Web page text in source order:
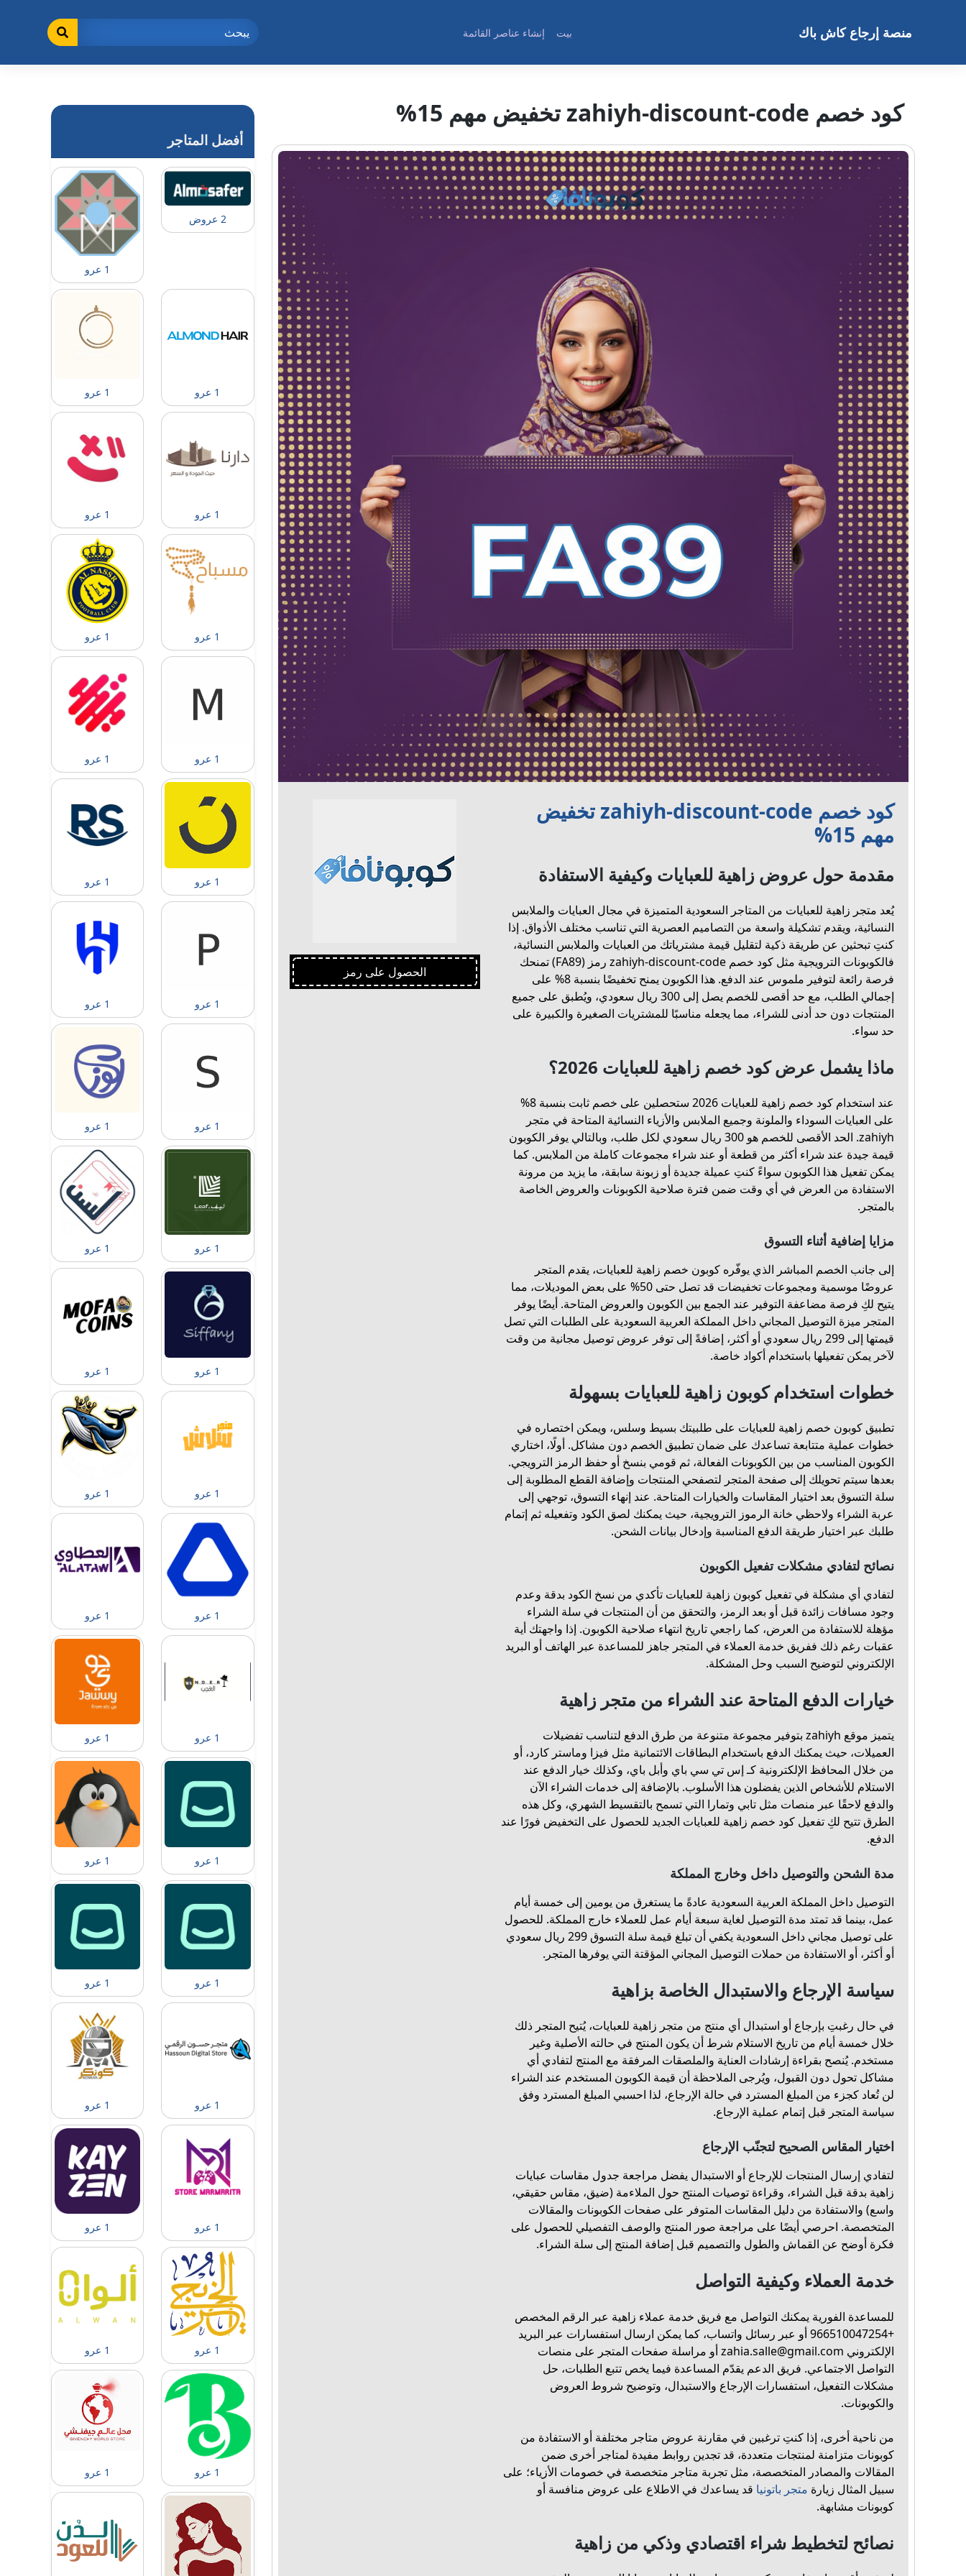
منصة إرجاع كاش باك بيت إنشاء عناصر القائمة
كود خصم zahiyh-discount-code تخفيض مهم 15%
كود خصم zahiyh-discount-code تخفيض
مهم 15%
مقدمة حول عروض زاهية للعبايات وكيفية الاستفادة
يُعد متجر زاهية للعبايات من المتاجر السعودية المتميزة في مجال العبايات والملابس
النسائية، ويقدم تشكيلة واسعة من التصاميم العصرية التي تناسب مختلف الأذواق. إذا
كنتِ تبحثين عن طريقة ذكية لتقليل قيمة مشترياتك من العبايات والملابس النسائية،
فالكوبونات الترويجية مثل كود خصم zahiyh-discount-code رمز (FA89) تمنحك
فرصة رائعة لتوفير ملموس عند الدفع. هذا الكوبون يمنح تخفيضًا بنسبة 8% على
إجمالي الطلب، مع حد أقصى للخصم يصل إلى 300 ريال سعودي، ويُطبق على جميع
المنتجات دون حد أدنى للشراء، مما يجعله مناسبًا للمشتريات الصغيرة والكبيرة على
حد سواء.
ماذا يشمل عرض كود خصم زاهية للعبايات 2026؟
عند استخدام كود خصم زاهية للعبايات 2026 ستحصلين على خصم ثابت بنسبة 8%
على العبايات السوداء والملونة وجميع الملابس والأزياء النسائية المتاحة في متجر
zahiyh. الحد الأقصى للخصم هو 300 ريال سعودي لكل طلب، وبالتالي يوفر الكوبون
قيمة جيدة عند شراء أكثر من قطعة أو عند شراء مجموعات كاملة من الملابس. كما
يمكن تفعيل هذا الكوبون سواءً كنتِ عميلة جديدة أو زبونة سابقة، ما يزيد من مرونة
الاستفادة من العرض في أي وقت ضمن فترة صلاحية الكوبونات والعروض الخاصة
بالمتجر.
مزايا إضافية أثناء التسوق
إلى جانب الخصم المباشر الذي يوفّره كوبون خصم زاهية للعبايات، يقدم المتجر
عروضًا موسمية ومجموعات تخفيضات قد تصل حتى 50% على بعض الموديلات، مما
يتيح لكِ فرصة مضاعفة التوفير عند الجمع بين الكوبون والعروض المتاحة. أيضًا يوفر
المتجر ميزة التوصيل المجاني داخل المملكة العربية السعودية على الطلبات التي تصل
قيمتها إلى 299 ريال سعودي أو أكثر، إضافةً إلى توفر عروض توصيل مجانية من وقت
لآخر يمكن تفعيلها باستخدام أكواد خاصة.
خطوات استخدام كوبون زاهية للعبايات بسهولة
تطبيق كوبون خصم زاهية للعبايات على طلبيتك بسيط وسلس، ويمكن اختصاره في
خطوات عملية متتابعة تساعدك على ضمان تطبيق الخصم دون مشاكل. أولًا، اختاري
الكوبون المناسب من بين الكوبونات الفعالة، ثم قومي بنسخ أو حفظ الرمز الترويجي.
بعدها سيتم تحويلك إلى صفحة المتجر لتصفحي المنتجات وإضافة القطع المطلوبة إلى
سلة التسوق بعد اختيار المقاسات والخيارات المتاحة. عند إنهاء التسوق، توجهي إلى
عربة الشراء ولاحظي خانة الرموز الترويجية، حيث يمكنك لصق الكود وتفعيله ثم إتمام
طلبك عبر اختيار طريقة الدفع المناسبة وإدخال بيانات الشحن.
نصائح لتفادي مشكلات تفعيل الكوبون
لتفادي أي مشكلة في تفعيل كوبون زاهية للعبايات تأكدي من نسخ الكود بدقة وعدم
وجود مسافات زائدة قبل أو بعد الرمز، والتحقق من أن المنتجات في سلة الشراء
مؤهلة للاستفادة من العرض، كما راجعي تاريخ انتهاء صلاحية الكوبون. إذا واجهتك أية
عقبات رغم ذلك ففريق خدمة العملاء في المتجر جاهز للمساعدة عبر الهاتف أو البريد
الإلكتروني لتوضيح السبب وحل المشكلة.
خيارات الدفع المتاحة عند الشراء من متجر زاهية
يتميز موقع zahiyh بتوفير مجموعة متنوعة من طرق الدفع لتناسب تفضيلات
العميلات، حيث يمكنك الدفع باستخدام البطاقات الائتمانية مثل فيزا وماستر كارد، أو
من خلال المحافظ الإلكترونية كـ إس تي سي باي وأبل باي، وكذلك خيار الدفع عند
الاستلام للأشخاص الذين يفضلون هذا الأسلوب. بالإضافة إلى خدمات الشراء الآن
والدفع لاحقًا عبر منصات مثل تابي وتمارا التي تسمح بالتقسيط الشهري، وكل هذه
الطرق تتيح لكِ تفعيل كود خصم زاهية للعبايات الجديد للحصول على التخفيض فورًا عند
الدفع.
مدة الشحن والتوصيل داخل وخارج المملكة
التوصيل داخل المملكة العربية السعودية عادةً ما يستغرق من يومين إلى خمسة أيام
عمل، بينما قد تمتد مدة التوصيل لغاية سبعة أيام عمل للعملاء خارج المملكة. للحصول
على توصيل مجاني داخل السعودية يكفي أن تبلغ قيمة سلة التسوق 299 ريال سعودي
أو أكثر، أو الاستفادة من حملات التوصيل المجاني المؤقتة التي يوفرها المتجر.
سياسة الإرجاع والاستبدال الخاصة بزاهية
في حال رغبتِ بإرجاع أو استبدال أي منتج من متجر زاهية للعبايات، يُتيح المتجر ذلك
خلال خمسة أيام من تاريخ الاستلام شرط أن يكون المنتج في حالته الأصلية وغير
مستخدم. يُنصح بقراءة إرشادات العناية والملصقات المرفقة مع المنتج لتفادي أي
مشاكل تحول دون القبول، ويُرجى الملاحظة أن قيمة الكوبون المستخدم عند الشراء
لن تُعاد كجزء من المبلغ المسترد في حالة الإرجاع، لذا احسبي المبلغ المسترد وفق
سياسة المتجر قبل إتمام عملية الإرجاع.
اختيار المقاس الصحيح لتجنّب الإرجاع
لتفادي إرسال المنتجات للإرجاع أو الاستبدال يفضل مراجعة جدول مقاسات عبايات
زاهية بدقة قبل الشراء، وقراءة توصيات المنتج حول الملاءمة (ضيق، مقاس حقيقي،
واسع) والاستفادة من دليل المقاسات المتوفر على صفحات الكوبونات والمقالات
المتخصصة. احرصي أيضًا على مراجعة صور المنتج والوصف التفصيلي للحصول على
فكرة أوضح عن القماش والطول والتصميم قبل إضافة المنتج إلى سلة الشراء.
خدمة العملاء وكيفية التواصل
للمساعدة الفورية يمكنك التواصل مع فريق خدمة عملاء زاهية عبر الرقم المخصص
+966510047254 أو عبر رسائل واتساب، كما يمكن ارسال استفسارات عبر البريد
الإلكتروني zahia.salle@gmail.comأو مراسلة صفحات المتجر على منصات
التواصل الاجتماعي. فريق الدعم يقدّم المساعدة فيما يخص تتبع الطلبات، حل
مشكلات التفعيل، استفسارات الإرجاع والاستبدال، وتوضيح شروط العروض
والكوبونات.
من ناحية أخرى، إذا كنتِ ترغبين في مقارنة عروض متاجر مختلفة أو الاستفادة من
كوبونات متزامنة لمنتجات متعددة، قد تجدين روابط مفيدة لمتاجر أخرى ضمن
المقالات والمصادر المتخصصة، مثل تجربة متاجر متخصصة في خصومات الأزياء؛ على
سبيل المثال زيارة متجر باتونيا قد يساعدك في الاطلاع على عروض منافسة أو
كوبونات مشابهة.
نصائح لتخطيط شراء اقتصادي وذكي من زاهية
الحصول على رمز
أفضل المتاجر
2 عروض
1 عرو
1 عرو 1 عرو
1 عرو 1 عرو
1 عرو 1 عرو
1 عرو 1 عرو
1 عرو 1 عرو
1 عرو 1 عرو
1 عرو 1 عرو
1 عرو 1 عرو
1 عرو 1 عرو
1 عرو 1 عرو
1 عرو 1 عرو
1 عرو 1 عرو
1 عرو 1 عرو
1 عرو 1 عرو
1 عرو 1 عرو
1 عرو 1 عرو
1 عرو 1 عرو
1 عرو 1 عرو